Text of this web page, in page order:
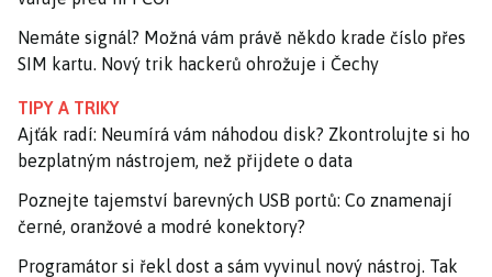
Nemáte signál? Možná vám právě někdo krade číslo přes
SIM kartu. Nový trik hackerů ohrožuje i Čechy
TIPY A TRIKY
Ajťák radí: Neumírá vám náhodou disk? Zkontrolujte si ho
bezplatným nástrojem, než přijdete o data
Poznejte tajemství barevných USB portů: Co znamenají
černé, oranžové a modré konektory?
Programátor si řekl dost a sám vyvinul nový nástroj. Tak